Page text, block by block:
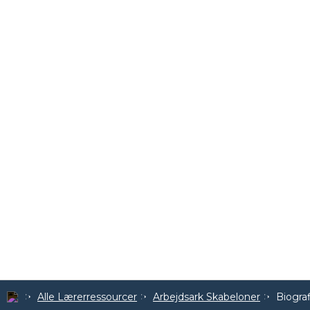
Alle Lærerressourcer Arbejdsark Skabeloner